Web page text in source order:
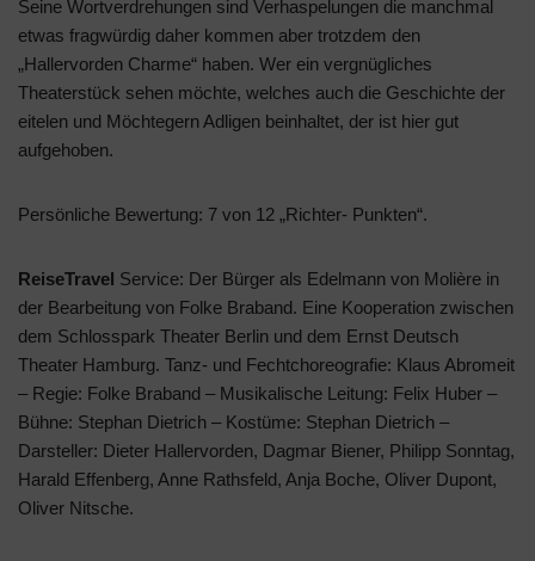
Seine Wortverdrehungen sind Verhaspelungen die manchmal
etwas fragwürdig daher kommen aber trotzdem den
„Hallervorden Charme“ haben. Wer ein vergnügliches
Theaterstück sehen möchte, welches auch die Geschichte der
eitelen und Möchtegern Adligen beinhaltet, der ist hier gut
aufgehoben.
Persönliche Bewertung: 7 von 12 „Richter- Punkten“.
ReiseTravel Service: Der Bürger als Edelmann von Molière in
der Bearbeitung von Folke Braband. Eine Kooperation zwischen
dem Schlosspark Theater Berlin und dem Ernst Deutsch
Theater Hamburg. Tanz- und Fechtchoreografie: Klaus Abromeit
– Regie: Folke Braband – Musikalische Leitung: Felix Huber –
Bühne: Stephan Dietrich – Kostüme: Stephan Dietrich –
Darsteller: Dieter Hallervorden, Dagmar Biener, Philipp Sonntag,
Harald Effenberg, Anne Rathsfeld, Anja Boche, Oliver Dupont,
Oliver Nitsche.